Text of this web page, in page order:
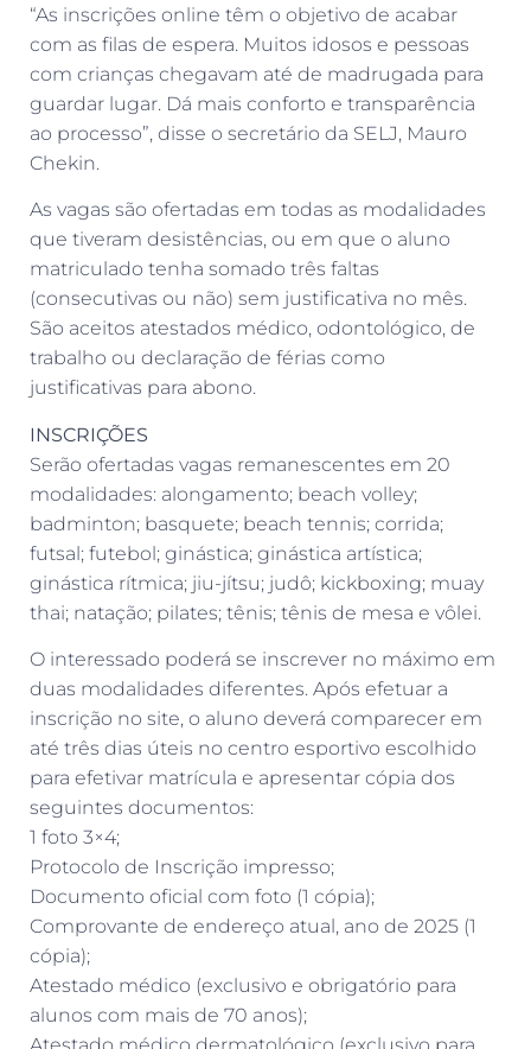
“As inscrições online têm o objetivo de acabar
com as filas de espera. Muitos idosos e pessoas
com crianças chegavam até de madrugada para
guardar lugar. Dá mais conforto e transparência
ao processo”, disse o secretário da SELJ, Mauro
Chekin.
As vagas são ofertadas em todas as modalidades
que tiveram desistências, ou em que o aluno
matriculado tenha somado três faltas
(consecutivas ou não) sem justificativa no mês.
São aceitos atestados médico, odontológico, de
trabalho ou declaração de férias como
justificativas para abono.
INSCRIÇÕES
Serão ofertadas vagas remanescentes em 20
modalidades: alongamento; beach volley;
badminton; basquete; beach tennis; corrida;
futsal; futebol; ginástica; ginástica artística;
ginástica rítmica; jiu-jítsu; judô; kickboxing; muay
thai; natação; pilates; tênis; tênis de mesa e vôlei.
O interessado poderá se inscrever no máximo em
duas modalidades diferentes. Após efetuar a
inscrição no site, o aluno deverá comparecer em
até três dias úteis no centro esportivo escolhido
para efetivar matrícula e apresentar cópia dos
seguintes documentos:
1 foto 3×4;
Protocolo de Inscrição impresso;
Documento oficial com foto (1 cópia);
Comprovante de endereço atual, ano de 2025 (1
cópia);
Atestado médico (exclusivo e obrigatório para
alunos com mais de 70 anos);